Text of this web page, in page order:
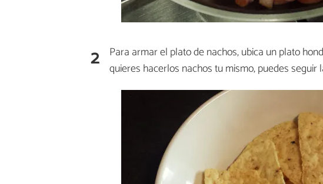
2 Para armar el plato de nachos, ubica un plato
quieres hacerlos nachos tu mismo, puedes seguir